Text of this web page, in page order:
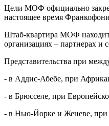
Цели МОФ официально
настоящее время
Штаб-квартира МОФ
организациях – партнерах и
Представительства при
- в Аддис-Абебе, при
- в Брюсселе, при
- в Нью-Йорке и Женеве,